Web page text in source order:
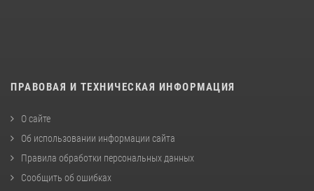
ПРАВОВАЯ И ТЕХНИЧЕСКАЯ ИНФОРМАЦИЯ
О сайте
Об использовании информации сайта
Правила обработки персональных данных
Сообщить об ошибках